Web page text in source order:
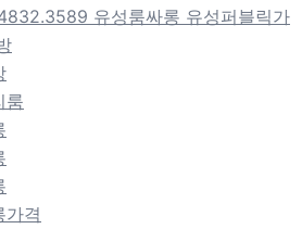
유성룸싸롱 유성퍼블릭가
룸
가격